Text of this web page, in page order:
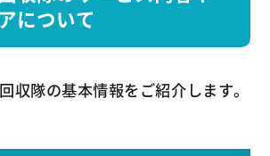
について
収隊の基本情報をご紹介します。